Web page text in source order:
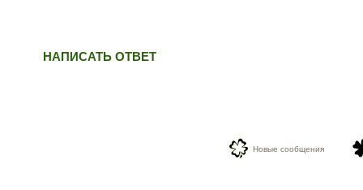
НАПИСАТЬ ОТВЕТ
Новые сообщения